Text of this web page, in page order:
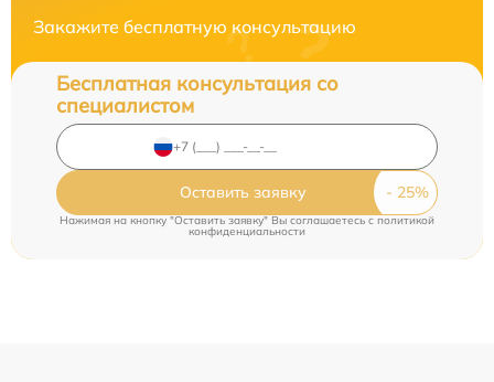
Закажите бесплатную консультацию
Бесплатная консультация со
специалистом
Оставить заявку
Нажимая на кнопку "Оставить заявку" Вы соглашаетесь cполитикой
конфиденциальности